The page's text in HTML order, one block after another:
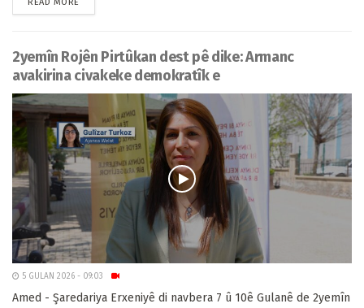
2yemîn Rojên Pirtûkan dest pê dike: Armanc
avakirina civakeke demokratîk e
5 GULAN 2026 - 09:03
Amed - Şaredariya Erxeniyê di navbera 7 û 10ê Gulanê de 2yemîn